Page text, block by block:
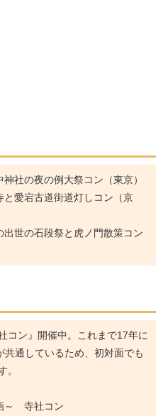
社の夜の例大祭コン（東京）
と愛宕古道街道灯しコン（京
出世の石段祭と虎ノ門散策コン
コン』開催中。これまで17年に
通しているため、初対面でも
。
～ 寺社コン